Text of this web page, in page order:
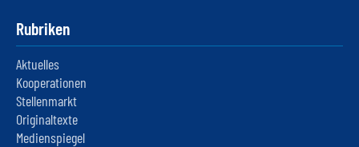
Rubriken
Aktuelles
Kooperationen
Stellenmarkt
Originaltexte
Medienspiegel